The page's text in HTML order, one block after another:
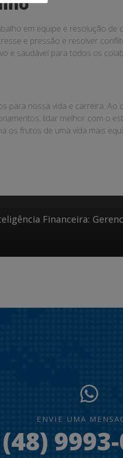
em equipe e resolução de
e pressão e resolver
e saudável para todos os
para nossa vida e carreira. Ao
lidar melhor com o
os frutos de uma vida mais
Financeira:
ENVIE UMA
(48)